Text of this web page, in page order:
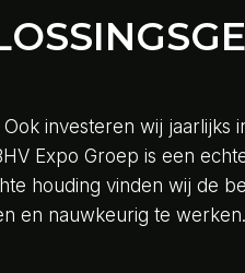
investeren wij jaarlijks
Expo Groep is een
houding vinden wij de
en nauwkeurig te